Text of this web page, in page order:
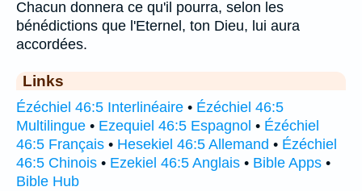
Chacun donnera ce qu'il pourra, selon les
bénédictions que l'Eternel, ton Dieu, lui aura
accordées.
Links
Ézéchiel 46:5 Interlinéaire • Ézéchiel 46:5
Multilingue • Ezequiel 46:5 Espagnol • Ézéchiel
46:5 Français • Hesekiel 46:5 Allemand • Ézéchiel
46:5 Chinois • Ezekiel 46:5 Anglais • Bible Apps •
Bible Hub